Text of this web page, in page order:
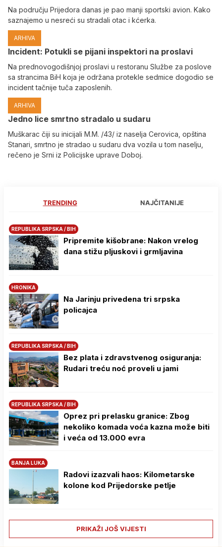
Na području Prijedora danas je pao manji sportski avion. Kako
saznajemo u nesreći su stradali otac i kćerka.
ARHIVA
Incident: Potukli se pijani inspektori na proslavi
Na prednovogodišnjoj proslavi u restoranu Službe za poslove
sa strancima BiH koja je održana protekle sedmice dogodio se
incident tačnije tuča zaposlenih.
ARHIVA
Јedno lice smrtno stradalo u sudaru
Muškarac čiji su inicijali M.M. /43/ iz naselja Cerovica, opština
Stanari, smrtno je stradao u sudaru dva vozila u tom naselju,
rečeno je Srni iz Policijske uprave Doboj.
TRENDING NAJČITANIJE
REPUBLIKA SRPSKA / BIH
Pripremite kišobrane: Nakon vrelog
dana stižu pljuskovi i grmljavina
HRONIKA
Na Јarinju privedena tri srpska
policajca
REPUBLIKA SRPSKA / BIH
Bez plata i zdravstvenog osiguranja:
Rudari treću noć proveli u jami
REPUBLIKA SRPSKA / BIH
Oprez pri prelasku granice: Zbog
nekoliko komada voća kazna može biti
i veća od 13.000 evra
BANJA LUKA
Radovi izazvali haos: Kilometarske
kolone kod Prijedorske petlje
PRIKAŽI JOŠ VIJESTI